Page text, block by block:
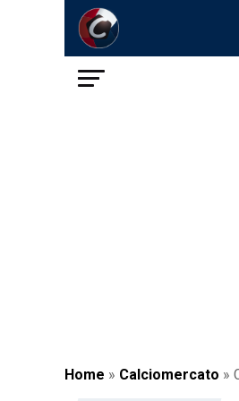
Home » Calciomercato »